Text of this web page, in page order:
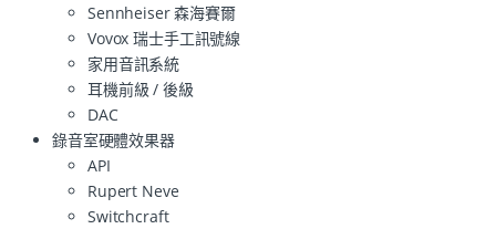
Sennheiser 森海賽爾
Vovox 瑞士手工訊號線
家用音訊系統
耳機前級 / 後級
DAC
錄音室硬體效果器
API
Rupert Neve
Switchcraft